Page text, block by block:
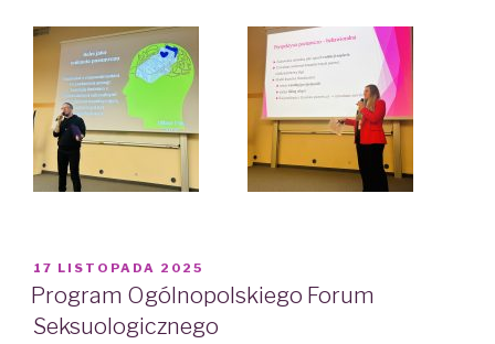
POSTED
ON
17 LISTOPADA 2025
Program Ogólnopolskiego Forum
Seksuologicznego